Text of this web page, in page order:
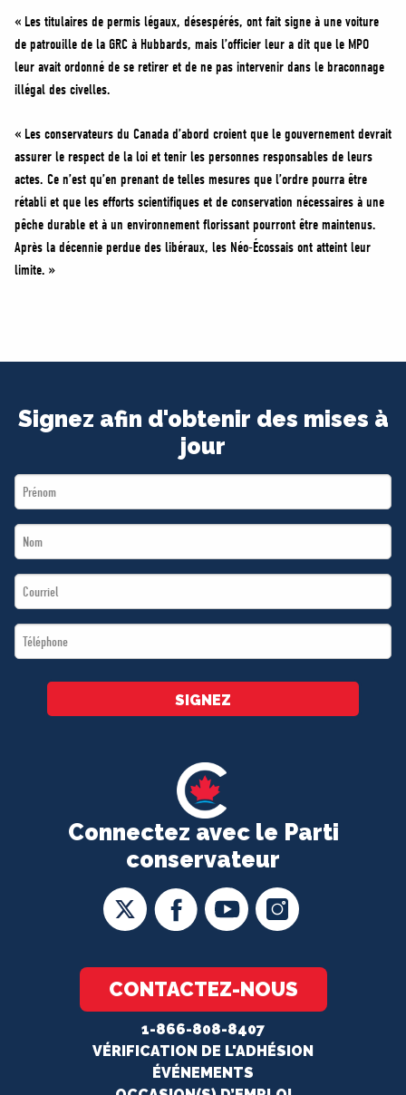
« Les titulaires de permis légaux, désespérés, ont fait signe à une voiture
de patrouille de la GRC à Hubbards, mais l’officier leur a dit que le MPO
leur avait ordonné de se retirer et de ne pas intervenir dans le braconnage
illégal des civelles.
« Les conservateurs du Canada d’abord croient que le gouvernement devrait
assurer le respect de la loi et tenir les personnes responsables de leurs
actes. Ce n’est qu’en prenant de telles mesures que l’ordre pourra être
rétabli et que les efforts scientifiques et de conservation nécessaires à une
pêche durable et à un environnement florissant pourront être maintenus.
Après la décennie perdue des libéraux, les Néo-Écossais ont atteint leur
limite. »
Connectez avec le Parti
conservateur
CONTACTEZ-NOUS
1-866-808-8407
VÉRIFICATION DE L'ADHÉSION
ÉVÉNEMENTS
Signez afin d'obtenir des mises à
jour
First
Name
Last
Name
Email
*
Téléphone
*
SIGNEZ